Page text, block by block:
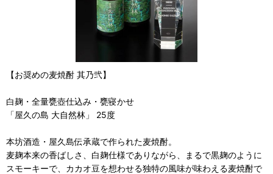
【お奨めの麦焼酎 其乃弐】
白麹・全量甕壺仕込み・甕寝かせ
「屋久の島 大自然林」 25度
本坊酒造・屋久島伝承蔵で作られた麦焼酎。
麦麹本来の香ばしさ、白麹仕様でありながら、まるで黒麹のように
スモーキーで、カカオ豆を想わせる独特の風味が味わえる麦焼酎で